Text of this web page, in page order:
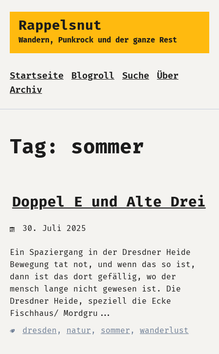
Rappelsnut
Wandern, Punkrock und der ganze Rest
Startseite Blogroll Suche
Über
Archiv
Tag: sommer
Doppel E und Alte Drei
30. Juli 2025
Ein Spaziergang in der Dresdner Heide
Bewegung tat not, und wenn das so ist,
dann ist das dort gefällig, wo der
mensch lange nicht gewesen ist. Die
Dresdner Heide, speziell die Ecke
Fischhaus/ Mordgru...
dresden , natur , sommer , wanderlust